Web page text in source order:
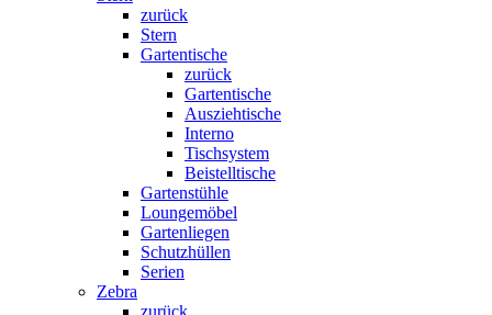
zurück
Stern
Gartentische
zurück
Gartentische
Ausziehtische
Interno
Tischsystem
Beistelltische
Gartenstühle
Loungemöbel
Gartenliegen
Schutzhüllen
Serien
Zebra
zurück